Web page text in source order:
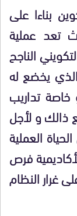
بناءا على
تعد عملية
الناجح
الذي يخضع له
خاصة تداريب
ذالك و لأجل
العملية
فرص
غرار النظام